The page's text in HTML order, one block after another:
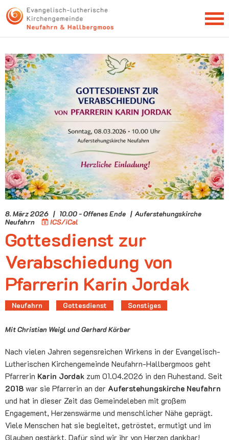
NEWSLETTER
8. März 2026 | 10.00 - Offenes Ende | Auferstehungskirche
Neufahrn
ICS/iCal
Gottesdienst zur
Verabschiedung von
Pfarrerin Karin Jordak
Neufahrn Gottesdienst Sonstiges
Mit Christian Weigl und Gerhard Körber
Nach vielen Jahren segensreichen Wirkens in der Evangelisch-
Lutherischen Kirchengemeinde Neufahrn-Hallbergmoos geht
Pfarrerin Karin Jordak zum 01.04.2026 in den Ruhestand. Seit
2018 war sie Pfarrerin an der Auferstehungskirche Neufahrn
und hat in dieser Zeit das Gemeindeleben mit großem
Engagement, Herzenswärme und menschlicher Nähe geprägt.
Viele Menschen hat sie begleitet, getröstet, ermutigt und im
Glauben gestärkt. Dafür sind wir ihr von Herzen dankbar!